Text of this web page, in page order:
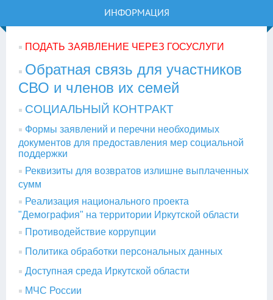
ИНФОРМАЦИЯ
ПОДАТЬ ЗАЯВЛЕНИЕ ЧЕРЕЗ ГОСУСЛУГИ
Обратная связь для участников
СВО и членов их семей
СОЦИАЛЬНЫЙ КОНТРАКТ
Формы заявлений и перечни необходимых
документов для предоставления мер социальной
поддержки
Реквизиты для возвратов излишне выплаченных
сумм
Реализация национального проекта
"Демография" на территории Иркутской области
Противодействие коррупции
Политика обработки персональных данных
Доступная среда Иркутской области
МЧС России